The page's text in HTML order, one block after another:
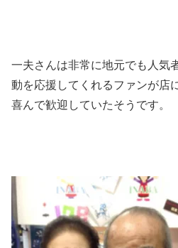
一夫さんは非常に地元でも人気
動を応援してくれるファンが店
喜んで歓迎していたそうです。